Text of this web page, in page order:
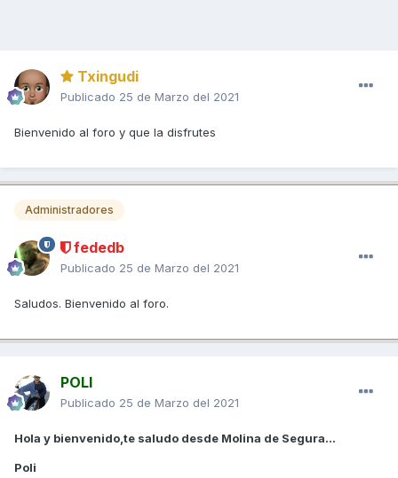
Txingudi
Publicado 25 de Marzo del 2021
Bienvenido al foro y que la disfrutes
Administradores
fededb
Publicado 25 de Marzo del 2021
Saludos. Bienvenido al foro.
POLI
Publicado 25 de Marzo del 2021
Hola y bienvenido,te saludo desde Molina de Segura...
Poli